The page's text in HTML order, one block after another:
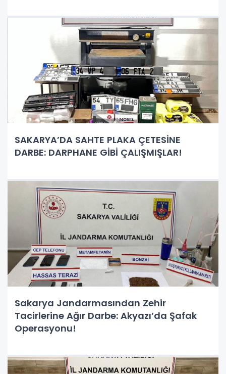
SAKARYA’DA SAHTE PLAKA ÇETESİNE
DARBE: DARPHANE GİBİ ÇALIŞMIŞLAR!
Sakarya Jandarmasından Zehir
Tacirlerine Ağır Darbe: Akyazı’da Şafak
Operasyonu!